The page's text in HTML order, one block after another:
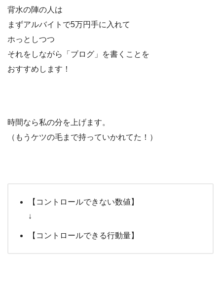
背水の陣の人は
まずアルバイトで5万円手に入れて
ホっとしつつ
それをしながら「ブログ」を書くことを
おすすめします！
時間なら私の分を上げます。
（もうケツの毛まで持っていかれてた！）
【コントロールできない数値】
↓
【コントロールできる行動量】